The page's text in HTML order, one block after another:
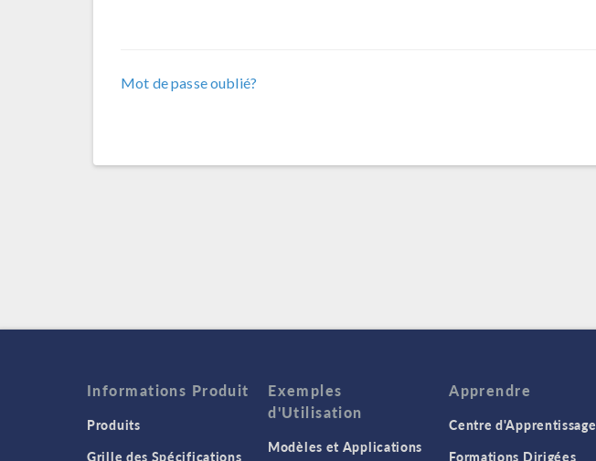
Mot de passe oublié?
Informations Produit
Produits
Grille des Spécifications
Exemples
d'Utilisation
Modèles et Applications
Apprendre
Centre d'Apprentissage
Formations Dirigées